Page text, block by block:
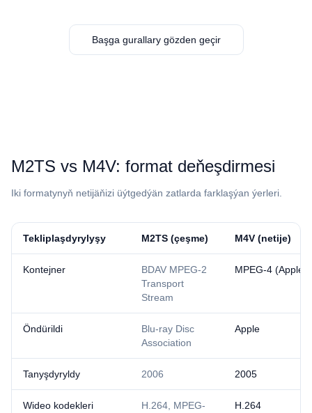
Başga gurallary gözden geçir
⁦M2TS⁩ vs ⁦M4V⁩: format deňeşdirmesi
Iki formatynyň netijäňizi üýtgedýän zatlarda farklaşýan ýerleri.
Tekliplaşdyrylyşy ⁦M2TS⁩ (çeşme) ⁦M4V⁩ (netije)
Kontejner
BDAV MPEG-2
Transport
Stream
MPEG-4 (Apple
Öndürildi
Blu-ray Disc
Association
Apple
Tanyşdyryldy 2006 2005
Wideo kodekleri
H.264, MPEG-
H.264